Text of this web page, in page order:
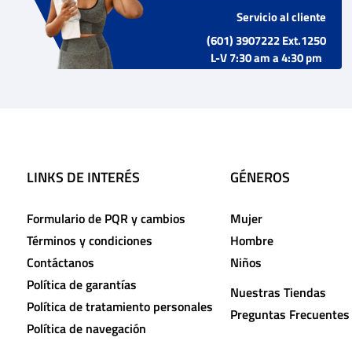
Servicio al cliente
(601) 3907222 Ext.1250
L-V 7:30 am a 4:30 pm
LINKS DE INTERÉS
Formulario de PQR y cambios
Términos y condiciones
Contáctanos
Política de garantías
Política de tratamiento personales
Política de navegación
GÉNEROS
Mujer
Hombre
Niños
Nuestras Tiendas
Preguntas Frecuentes